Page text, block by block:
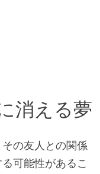
消える夢
の友人との関係
可能性があるこ